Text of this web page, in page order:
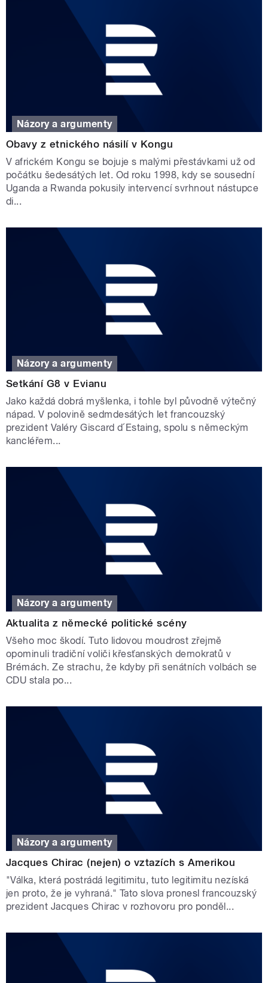
Názory a argumenty
Obavy z etnického násilí v Kongu
V africkém Kongu se bojuje s malými přestávkami už od
počátku šedesátých let. Od roku 1998, kdy se sousední
Uganda a Rwanda pokusily intervencí svrhnout nástupce
di...
Názory a argumenty
Setkání G8 v Evianu
Jako každá dobrá myšlenka, i tohle byl původně výtečný
nápad. V polovině sedmdesátých let francouzský
prezident Valéry Giscard d´Estaing, spolu s německým
kancléřem...
Názory a argumenty
Aktualita z německé politické scény
Všeho moc škodí. Tuto lidovou moudrost zřejmě
opominuli tradiční voliči křesťanských demokratů v
Brémách. Ze strachu, že kdyby při senátních volbách se
CDU stala po...
Názory a argumenty
Jacques Chirac (nejen) o vztazích s Amerikou
"Válka, která postrádá legitimitu, tuto legitimitu nezíská
jen proto, že je vyhraná." Tato slova pronesl francouzský
prezident Jacques Chirac v rozhovoru pro ponděl...